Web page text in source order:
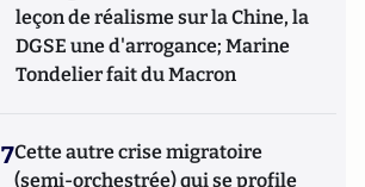
leçon de réalisme sur la Chine, la
DGSE une d'arrogance; Marine
Tondelier fait du Macron
7Cette autre crise migratoire
(semi-orchestrée) qui se profile